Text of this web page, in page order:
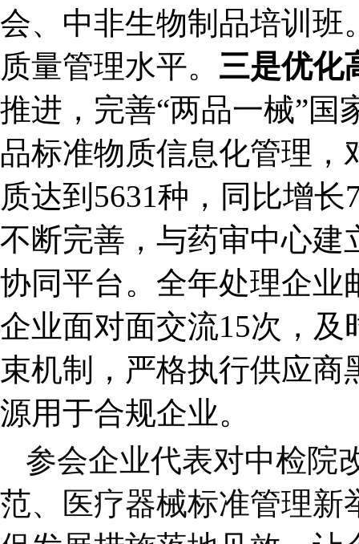
会、中非生物制品培训班
质量管理水平。 三是优化
推进，完善“两品一械”
品标准物质信息化管理，
质达到5631种，同比增
不断完善，与药审中心建
协同平台。全年处理企业
企业面对面交流15次，
束机制，严格执行供应
源用于合规企业。
参会企业代表对中检院
范、医疗器械标准管理新